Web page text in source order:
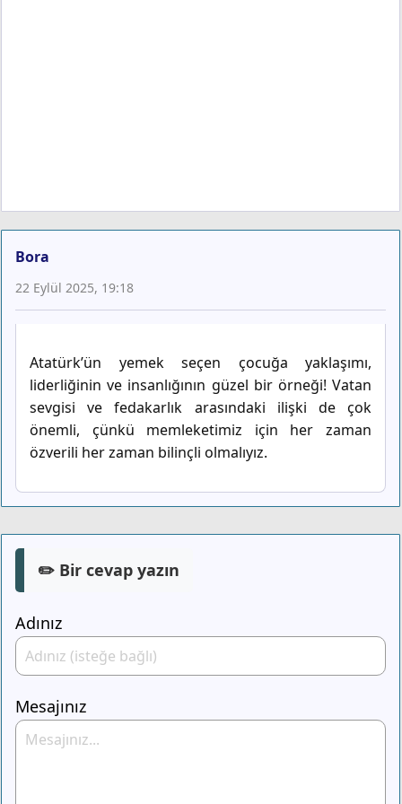
Bora
22 Eylül 2025, 19:18
Atatürk’ün yemek seçen çocuğa yaklaşımı,
liderliğinin ve insanlığının güzel bir örneği! Vatan
sevgisi ve fedakarlık arasındaki ilişki de çok
önemli, çünkü memleketimiz için her zaman
özverili her zaman bilinçli olmalıyız.
✏️ Bir cevap yazın
Adınız
Mesajınız